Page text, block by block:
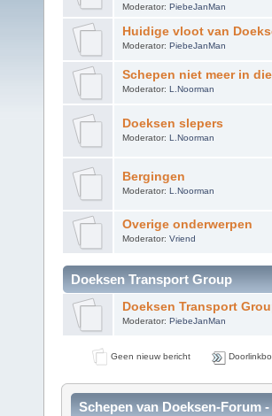
Moderator: PiebeJanMan
Huidige vloot van
Moderator: PiebeJanMan
Schepen niet meer in
Moderator: L.Noorman
Doeksen slepers
Moderator: L.Noorman
Bergingen
Moderator: L.Noorman
Overige onderwerpen
Moderator: Vriend
Doeksen Transport Group
Doeksen Transport
Moderator: PiebeJanMan
Geen nieuw bericht
Schepen van Doeksen-Forum